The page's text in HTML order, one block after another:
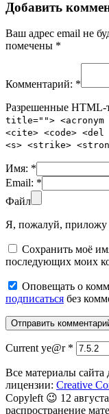
Добавить
Ваш адрес email не
помечены *
Комментарий: *
Разрешенные HTML-
title="">
<cite> <code>
<s> <strike>
Имя: *
Email: *
Файл
Я, пожалуй, приложу
Сохранить моё
последующих моих
Оповещать о
подписаться без
Current ye@r *
Все материалы
лицензии: Creative
Copyleft 😉 12
распространение